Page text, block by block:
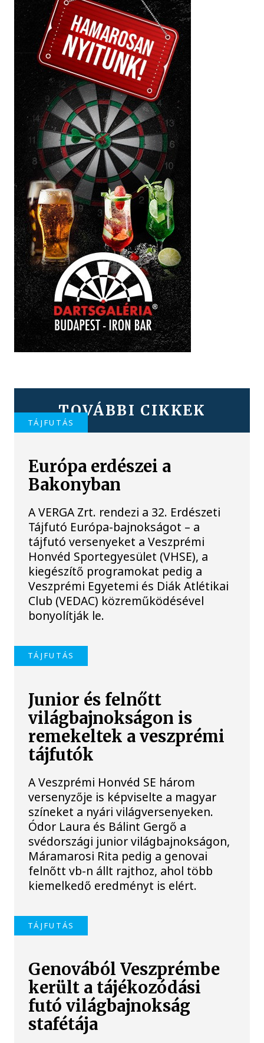
TOVÁBBI CIKKEK
TÁJFUTÁS
Európa erdészei a
Bakonyban
A VERGA Zrt. rendezi a 32. Erdészeti
Tájfutó Európa-bajnokságot – a
tájfutó versenyeket a Veszprémi
Honvéd Sportegyesület (VHSE), a
kiegészítő programokat pedig a
Veszprémi Egyetemi és Diák Atlétikai
Club (VEDAC) közreműködésével
bonyolítják le.
TÁJFUTÁS
Junior és felnőtt
világbajnokságon is
remekeltek a veszprémi
tájfutók
A Veszprémi Honvéd SE három
versenyzője is képviselte a magyar
színeket a nyári világversenyeken.
Ódor Laura és Bálint Gergő a
svédországi junior világbajnokságon,
Máramarosi Rita pedig a genovai
felnőtt vb-n állt rajthoz, ahol több
kiemelkedő eredményt is elért.
TÁJFUTÁS
Genovából Veszprémbe
került a tájékozódási
futó világbajnokság
stafétája